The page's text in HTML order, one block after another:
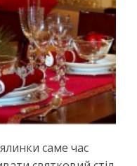
саме час